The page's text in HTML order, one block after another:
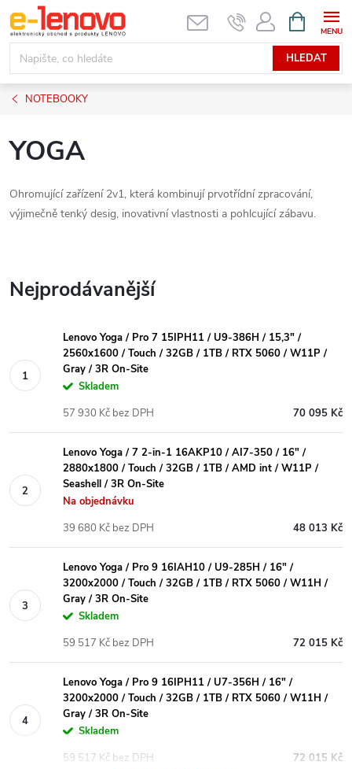
Přejít
na
obsah
HLEDAT
NÁKUPNÍ
KOŠÍK
NOTEBOOKY
YOGA
Ohromující zařízení 2v1, která kombinují prvotřídní zpracování,
výjimečně tenký desig, inovativní vlastnosti a pohlcující zábavu.
Nejprodávanější
Lenovo Yoga / Pro 7 15IPH11 / U9-386H / 15,3" /
2560x1600 / Touch / 32GB / 1TB / RTX 5060 / W11P /
Gray / 3R On-Site
Skladem
70 095 Kč
57 930 Kč bez DPH
Lenovo Yoga / 7 2-in-1 16AKP10 / AI7-350 / 16" /
2880x1800 / Touch / 32GB / 1TB / AMD int / W11P /
Seashell / 3R On-Site
Na objednávku
48 013 Kč
39 680 Kč bez DPH
Lenovo Yoga / Pro 9 16IAH10 / U9-285H / 16" /
3200x2000 / Touch / 32GB / 1TB / RTX 5060 / W11H /
Gray / 3R On-Site
Skladem
72 015 Kč
59 517 Kč bez DPH
Lenovo Yoga / Pro 9 16IPH11 / U7-356H / 16" /
3200x2000 / Touch / 32GB / 1TB / RTX 5060 / W11H /
Gray / 3R On-Site
Skladem
72 015 Kč
59 517 Kč bez DPH